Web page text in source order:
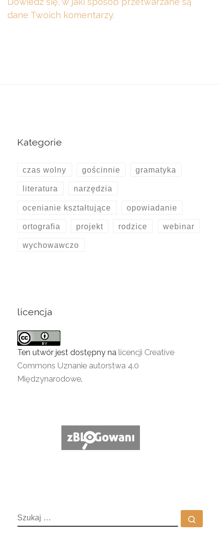
dane Twoich komentarzy.
Kategorie
czas wolny gościnnie gramatyka
literatura narzędzia
ocenianie kształtujące opowiadanie
ortografia projekt rodzice webinar
wychowawczo
licencja
Ten utwór jest dostępny na licencji Creative
Commons Uznanie autorstwa 4.0
Międzynarodowe.
SZUKAJ